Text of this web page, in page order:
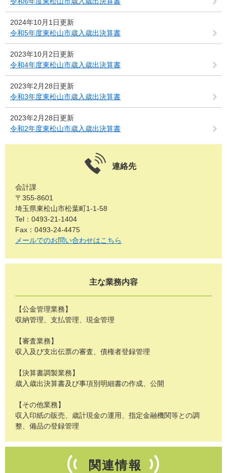
2024年10月1日更新
令和5年度東松山市歳入歳出決算書
2023年10月2日更新
令和4年度東松山市歳入歳出決算書
2023年2月28日更新
令和3年度東松山市歳入歳出決算書
2023年2月28日更新
令和2年度東松山市歳入歳出決算書
連絡先
会計課
〒355-8601
埼玉県東松山市松葉町1-1-58
Tel：0493-21-1404
Fax：0493-24-4475
メールでのお問い合わせはこちら
主な業務内容
【公金管理業務】
収納管理、支払管理、現金管理
【審査業務】
収入及び支出伝票の審査、債権者登録管理
【決算書調製業務】
歳入歳出決算書及び事項別明細書の作成、公開
【その他業務】
収入印紙の販売、歳計現金の運用、指定金融機関等との調
整、備品の登録管理
関連情報